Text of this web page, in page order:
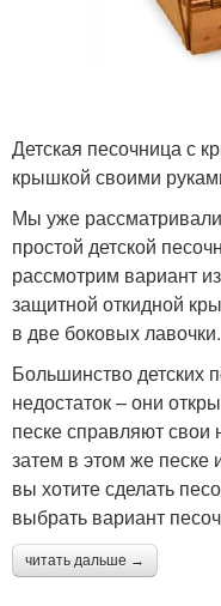
Детская песочница с
крышкой своими
Мы уже
простой детской
рассмотрим вариант
защитной откидной
в две боковых лавочки.
Большинство детских
недостаток – они
песке справляют
затем в этом же песке
вы хотите сделать
выбрать вариант
читать дальше →